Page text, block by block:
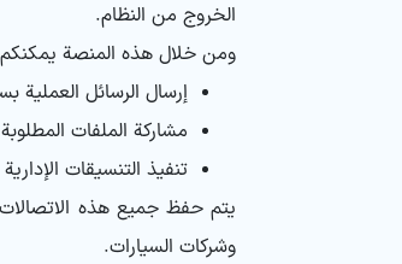
الخروج من النظام.
ومن خلال هذه المنصة
إرسال الرسائل
مشاركة الملفات
تنفيذ التنسيقات
يتم حفظ جميع هذه الاتصالات
وشركات السيارات.